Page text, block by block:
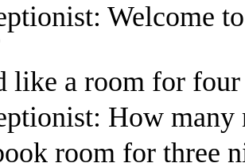
Welcome
like a room for four
How many
room for three